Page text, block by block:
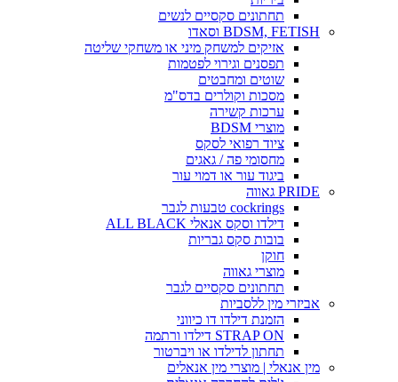
תחתונים סקסיים לנשים
BDSM, FETISH וסאדו
אזיקים למשחק מיני או משחקי שליטה
תפסנים וגירוי לפטמות
שוטים ומחבטים
מסכות וקולרים בדס"מ
ערכות קשירה
מוצרי BDSM
ציוד רפואי לסקס
מחסומי פה / גאגים
ביגוד עור או דמוי עור
PRIDE גאווה
cockrings טבעות לגבר
דילדו וסקס אנאלי ALL BLACK
בובות סקס גבריות
חוקן
מוצרי גאווה
תחתונים סקסיים לגבר
אביזרי מין ללסביות
הזמנת דילדו דו כיווני
STRAP ON דילדו ורתמה
תחתון לדילדו או ויברטור
מין אנאלי | מוצרי מין אנאלים